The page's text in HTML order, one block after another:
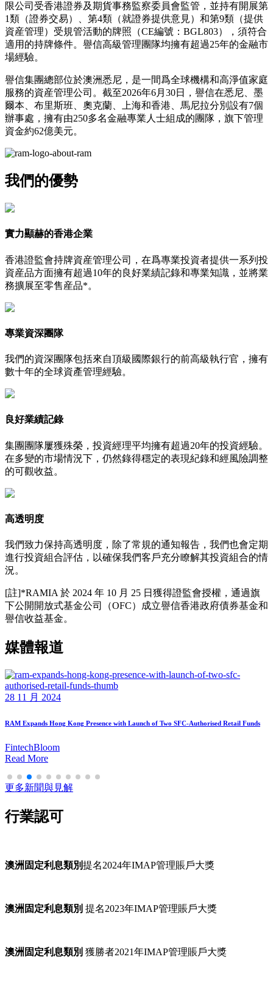
限公司受香港證券及期貨事務監察委員會監管，並持有開展第
1類（證券交易）、第4類（就證券提供意見）和第9類（提供
資産管理）受規管活動的牌照（CE編號：BGL803），須符合
適用的持牌條件。譽信高級管理團隊均擁有超過25年的金融市
場經驗。
譽信集團總部位於澳洲悉尼，是一間爲全球機構和高淨值家庭
服務的資産管理公司。截至2026年6月30日，譽信在悉尼、墨
爾本、布里斯班、奧克蘭、上海和香港、馬尼拉分別設有7個
辦事處，擁有由250多名金融專業人士組成的團隊，旗下管理
資金約62億美元。
我們的優勢
實力顯赫的香港企業
香港證監會持牌資産管理公司，在爲專業投資者提供一系列投
資産品方面擁有超過10年的良好業績記錄和專業知識，並將業
務擴展至零售産品*。
專業資深團隊
我們的資深團隊包括來自頂級國際銀行的前高級執行官，擁有
數十年的全球資產管理經驗。
良好業績記錄
集團團隊屢獲殊榮，投資經理平均擁有超過20年的投資經驗。
在多變的市場情況下，仍然錄得穩定的表現紀錄和經風險調整
的可觀收益。
高透明度
我們致力保持高透明度，除了常規的通知報告，我們也會定期
進行投資組合評估，以確保我們客戶充分瞭解其投資組合的情
況。
[註]*RAMIA 於 2024 年 10 月 25 日獲得證監會授權，通過旗
下公開開放式基金公司（OFC）成立譽信香港政府債券基金和
譽信收益基金。
媒體報道
26 11 月 2024
Read More
更多新聞與見解
行業認可
澳洲固定利息類別提名2024年IMAP管理賬戶大獎
澳洲固定利息類別 提名2023年IMAP管理賬戶大獎
澳洲固定利息類別 獲勝者2021年IMAP管理賬戶大獎